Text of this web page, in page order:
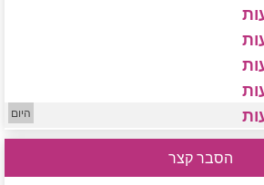
הסבר קצר